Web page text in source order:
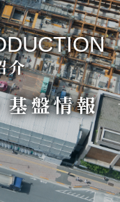
介
基盤情報